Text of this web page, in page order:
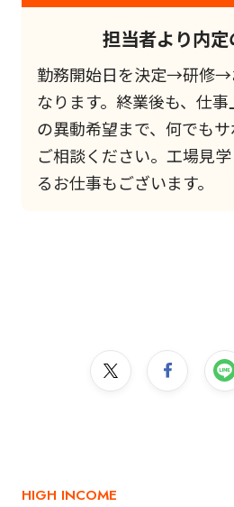
担当者より内
勤務開始日を決定→研修→
なります。終業後も、仕
の異動希望まで、何でも
ご相談ください。工場見
るお仕事もございます。
HIGH INCOME